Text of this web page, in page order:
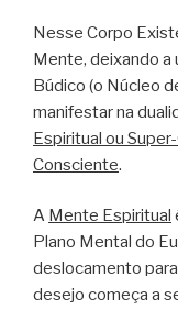
Nesse Corpo
Mente, deixando a
Búdico (o Núcleo
manifestar na
Espiritual ou
Consciente.
A Mente Espiritual
Plano Mental do
deslocamento
desejo começa a